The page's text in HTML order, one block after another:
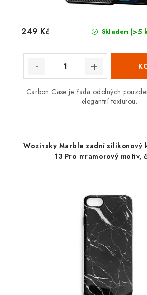
Skladem (>5
249 Kč
Carbon Case je řada odolných
elegantní texturou.
Wozinsky Marble zadní silikonový
13 Pro mramorový motiv,